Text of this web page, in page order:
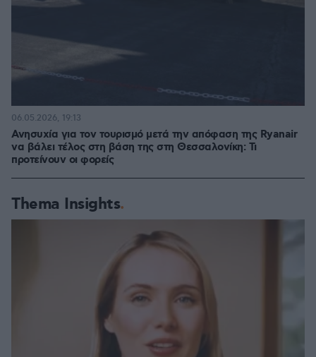
Ανησυχία για τον τουρισμό μετά την απόφαση της Ryanair
να βάλει τέλος στη βάση της στη Θεσσαλονίκη: Τι
προτείνουν οι φορείς
06.05.2026, 19:13
Thema Insights